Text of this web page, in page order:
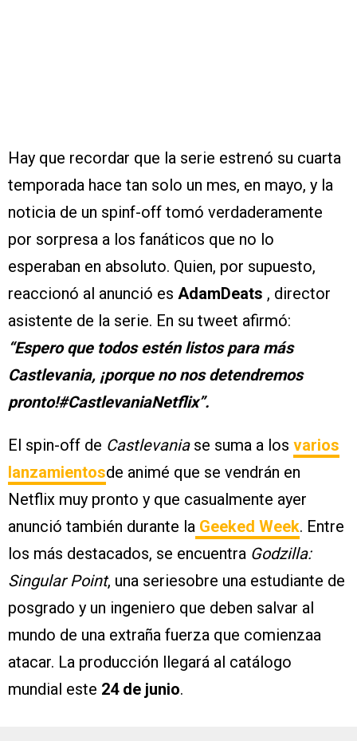
Hay que recordar que la serie estrenó su cuarta
temporada hace tan solo un mes, en mayo, y la
noticia de un spinf-off tomó verdaderamente
por sorpresa a los fanáticos que no lo
esperaban en absoluto. Quien, por supuesto,
reaccionó al anunció es AdamDeats , director
asistente de la serie. En su tweet afirmó:
“Espero que todos estén listos para más
Castlevania, ¡porque no nos detendremos
pronto!#CastlevaniaNetflix”.
El spin-off de Castlevaniase suma a los varios
lanzamientosde animé que se vendrán en
Netflix muy pronto y que casualmente ayer
anunció también durante la Geeked Week. Entre
los más destacados, se encuentra Godzilla:
Singular Point, una seriesobre una estudiante de
posgrado y un ingeniero que deben salvar al
mundo de una extraña fuerza que comienzaa
atacar. La producción llegará al catálogo
mundial este 24 de junio.